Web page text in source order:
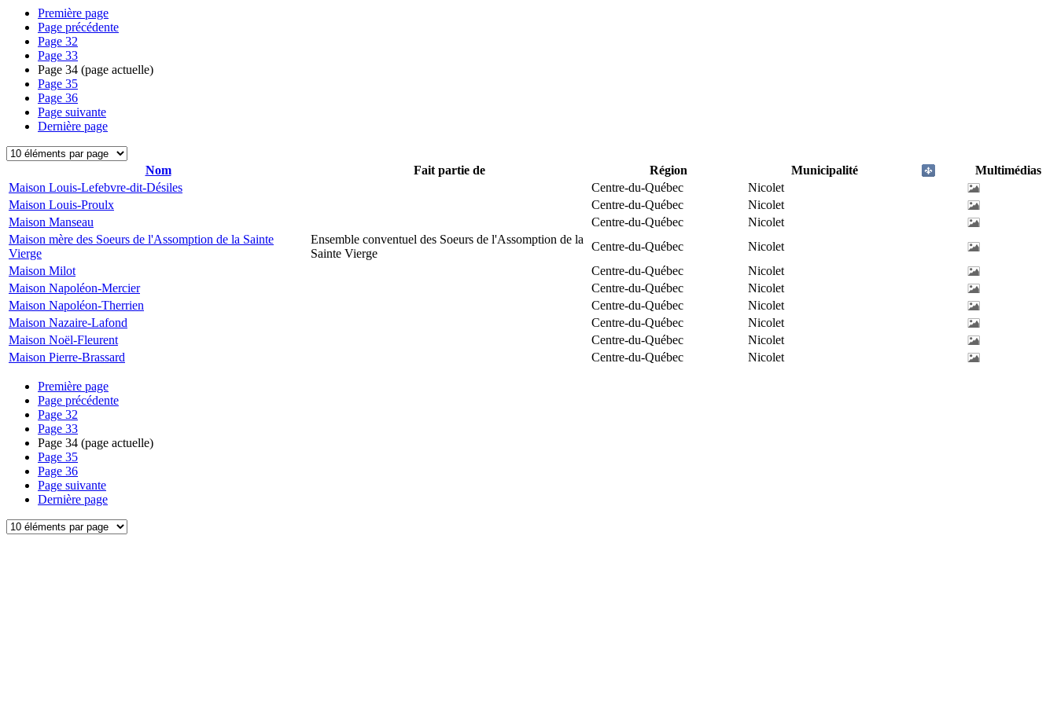
Première page
Page précédente
Page 32
Page 33
Page 34 (page actuelle)
Page 35
Page 36
Page suivante
Dernière page
Nom Fait partie de Région Municipalité
Multimédias
Maison Louis-Lefebvre-dit-Désiles
Centre-du-Québec
Nicolet
Maison Louis-Proulx
Centre-du-Québec
Nicolet
Maison Manseau
Centre-du-Québec
Nicolet
Maison mère des Soeurs de l'Assomption de la Sainte
Vierge
Ensemble conventuel des Soeurs de l'Assomption de la
Sainte Vierge
Centre-du-Québec
Nicolet
Maison Milot
Centre-du-Québec
Nicolet
Maison Napoléon-Mercier
Centre-du-Québec
Nicolet
Maison Napoléon-Therrien
Centre-du-Québec
Nicolet
Maison Nazaire-Lafond
Centre-du-Québec
Nicolet
Maison Noël-Fleurent
Centre-du-Québec
Nicolet
Maison Pierre-Brassard
Centre-du-Québec Nicolet
Première page
Page précédente
Page 32
Page 33
Page 34 (page actuelle)
Page 35
Page 36
Page suivante
Dernière page